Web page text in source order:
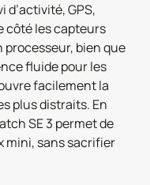
GPS,
côté les capteurs
processeur, bien que
fluide pour les
facilement la
plus distraits. En
SE 3 permet de
mini, sans sacrifier